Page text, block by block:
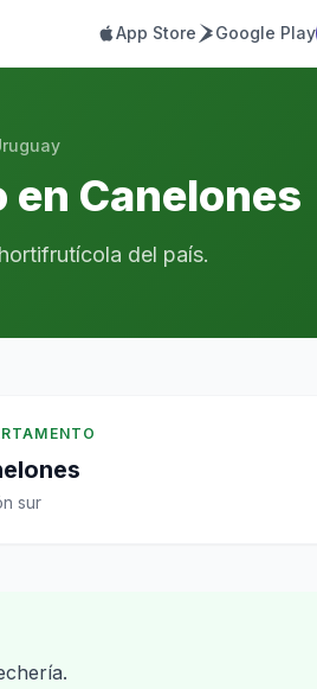
App Store Google Play
en Canelones
del país.
sur